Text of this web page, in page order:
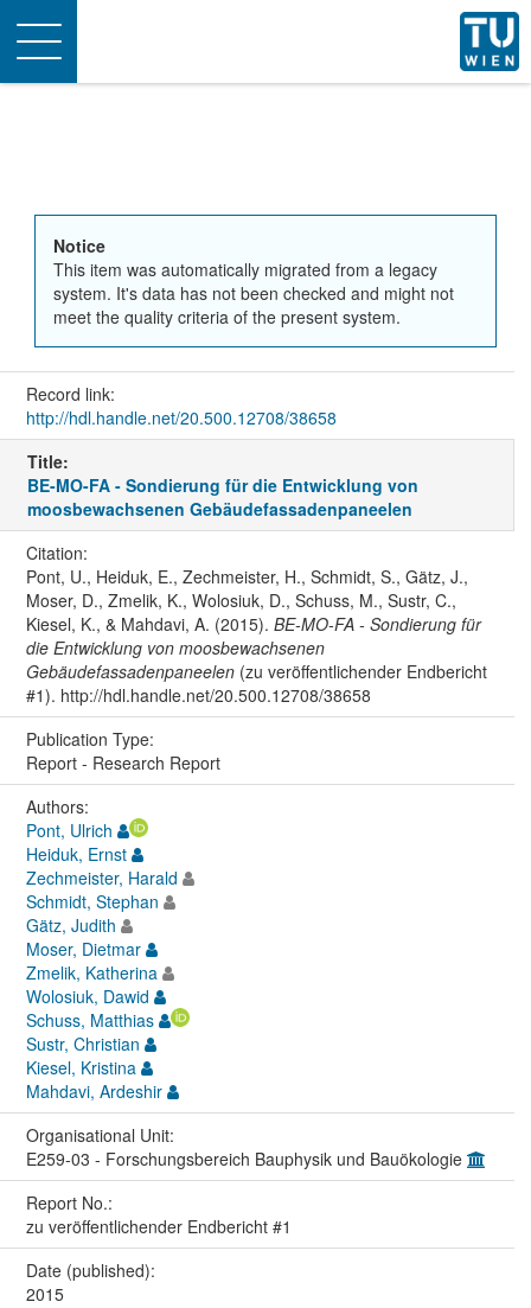
Toggle
navigation
Notice
This item was automatically migrated from a legacy
system. It's data has not been checked and might not
meet the quality criteria of the present system.
Record link:
http://hdl.handle.net/20.500.12708/38658
Title:
BE-MO-FA - Sondierung für die Entwicklung von
moosbewachsenen Gebäudefassadenpaneelen
Citation:
Pont, U., Heiduk, E., Zechmeister, H., Schmidt, S., Gätz, J.,
Moser, D., Zmelik, K., Wolosiuk, D., Schuss, M., Sustr, C.,
Kiesel, K., & Mahdavi, A. (2015). BE-MO-FA - Sondierung für
die Entwicklung von moosbewachsenen
Gebäudefassadenpaneelen(zu veröffentlichender Endbericht
#1). http://hdl.handle.net/20.500.12708/38658
Publication Type:
Report - Research Report
Authors:
Pont, Ulrich
Heiduk, Ernst
Zechmeister, Harald
Schmidt, Stephan
Gätz, Judith
Moser, Dietmar
Zmelik, Katherina
Wolosiuk, Dawid
Schuss, Matthias
Sustr, Christian
Kiesel, Kristina
Mahdavi, Ardeshir
Organisational Unit:
E259-03 - Forschungsbereich Bauphysik und Bauökologie
Report No.:
zu veröffentlichender Endbericht #1
Date (published):
2015